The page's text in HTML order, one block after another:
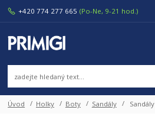
+420 774 277 665 (Po-Ne, 9-21 hod.)
Úvod Holky Boty Sandály Sandály